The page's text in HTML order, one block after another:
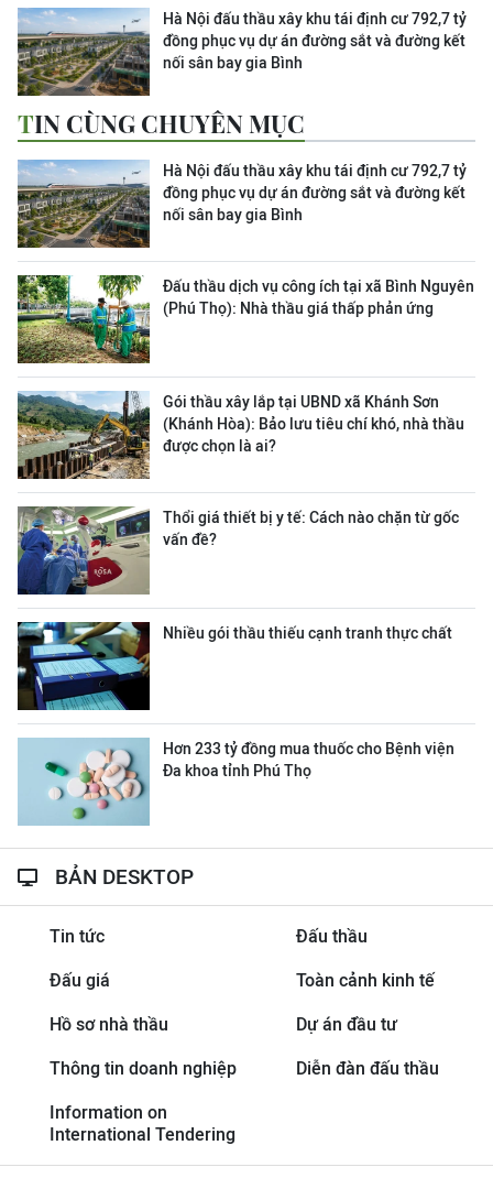
Hà Nội đấu thầu xây khu tái định cư 792,7 tỷ
đồng phục vụ dự án đường sắt và đường kết
nối sân bay gia Bình
TIN CÙNG CHUYÊN MỤC
Hà Nội đấu thầu xây khu tái định cư 792,7 tỷ
đồng phục vụ dự án đường sắt và đường kết
nối sân bay gia Bình
Đấu thầu dịch vụ công ích tại xã Bình Nguyên
(Phú Thọ): Nhà thầu giá thấp phản ứng
Gói thầu xây lắp tại UBND xã Khánh Sơn
(Khánh Hòa): Bảo lưu tiêu chí khó, nhà thầu
được chọn là ai?
Thổi giá thiết bị y tế: Cách nào chặn từ gốc
vấn đề?
Nhiều gói thầu thiếu cạnh tranh thực chất
Hơn 233 tỷ đồng mua thuốc cho Bệnh viện
Đa khoa tỉnh Phú Thọ
BẢN DESKTOP
Tin tức Đấu thầu
Đấu giá Toàn cảnh kinh tế
Hồ sơ nhà thầu Dự án đầu tư
Thông tin doanh nghiệp Diễn đàn đấu thầu
Information on
International Tendering